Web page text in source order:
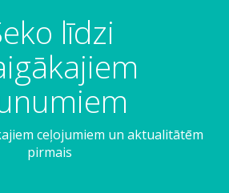
līdzi
ceļojumiem un aktualitātēm
pirmais